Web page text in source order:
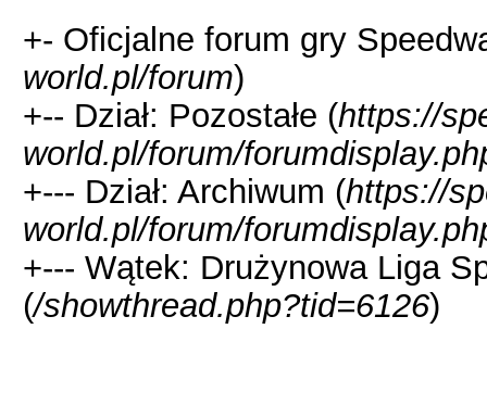
+- Oficjalne forum gry
world.pl/forum)
+-- Dział: Pozostałe (https://
world.pl/forum/
+--- Dział: Archiwum (https://
world.pl/forum/
+--- Wątek: Drużynowa Liga
(/showthread.php?tid=6126)